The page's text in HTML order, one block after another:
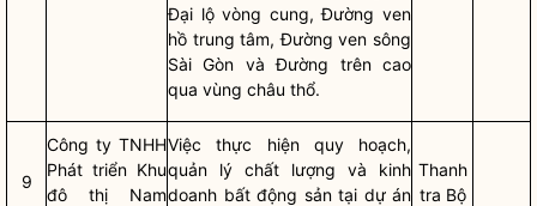
Đại lộ vòng cung, Đường ven
hồ trung tâm, Đường ven sông
Sài Gòn và Đường trên cao
qua vùng châu thổ.
9
Công ty TNHH
Phát triển Khu
đô thị Nam
Việc thực hiện quy hoạch,
quản lý chất lượng và kinh
doanh bất động sản tại dự án
Thanh
tra Bộ